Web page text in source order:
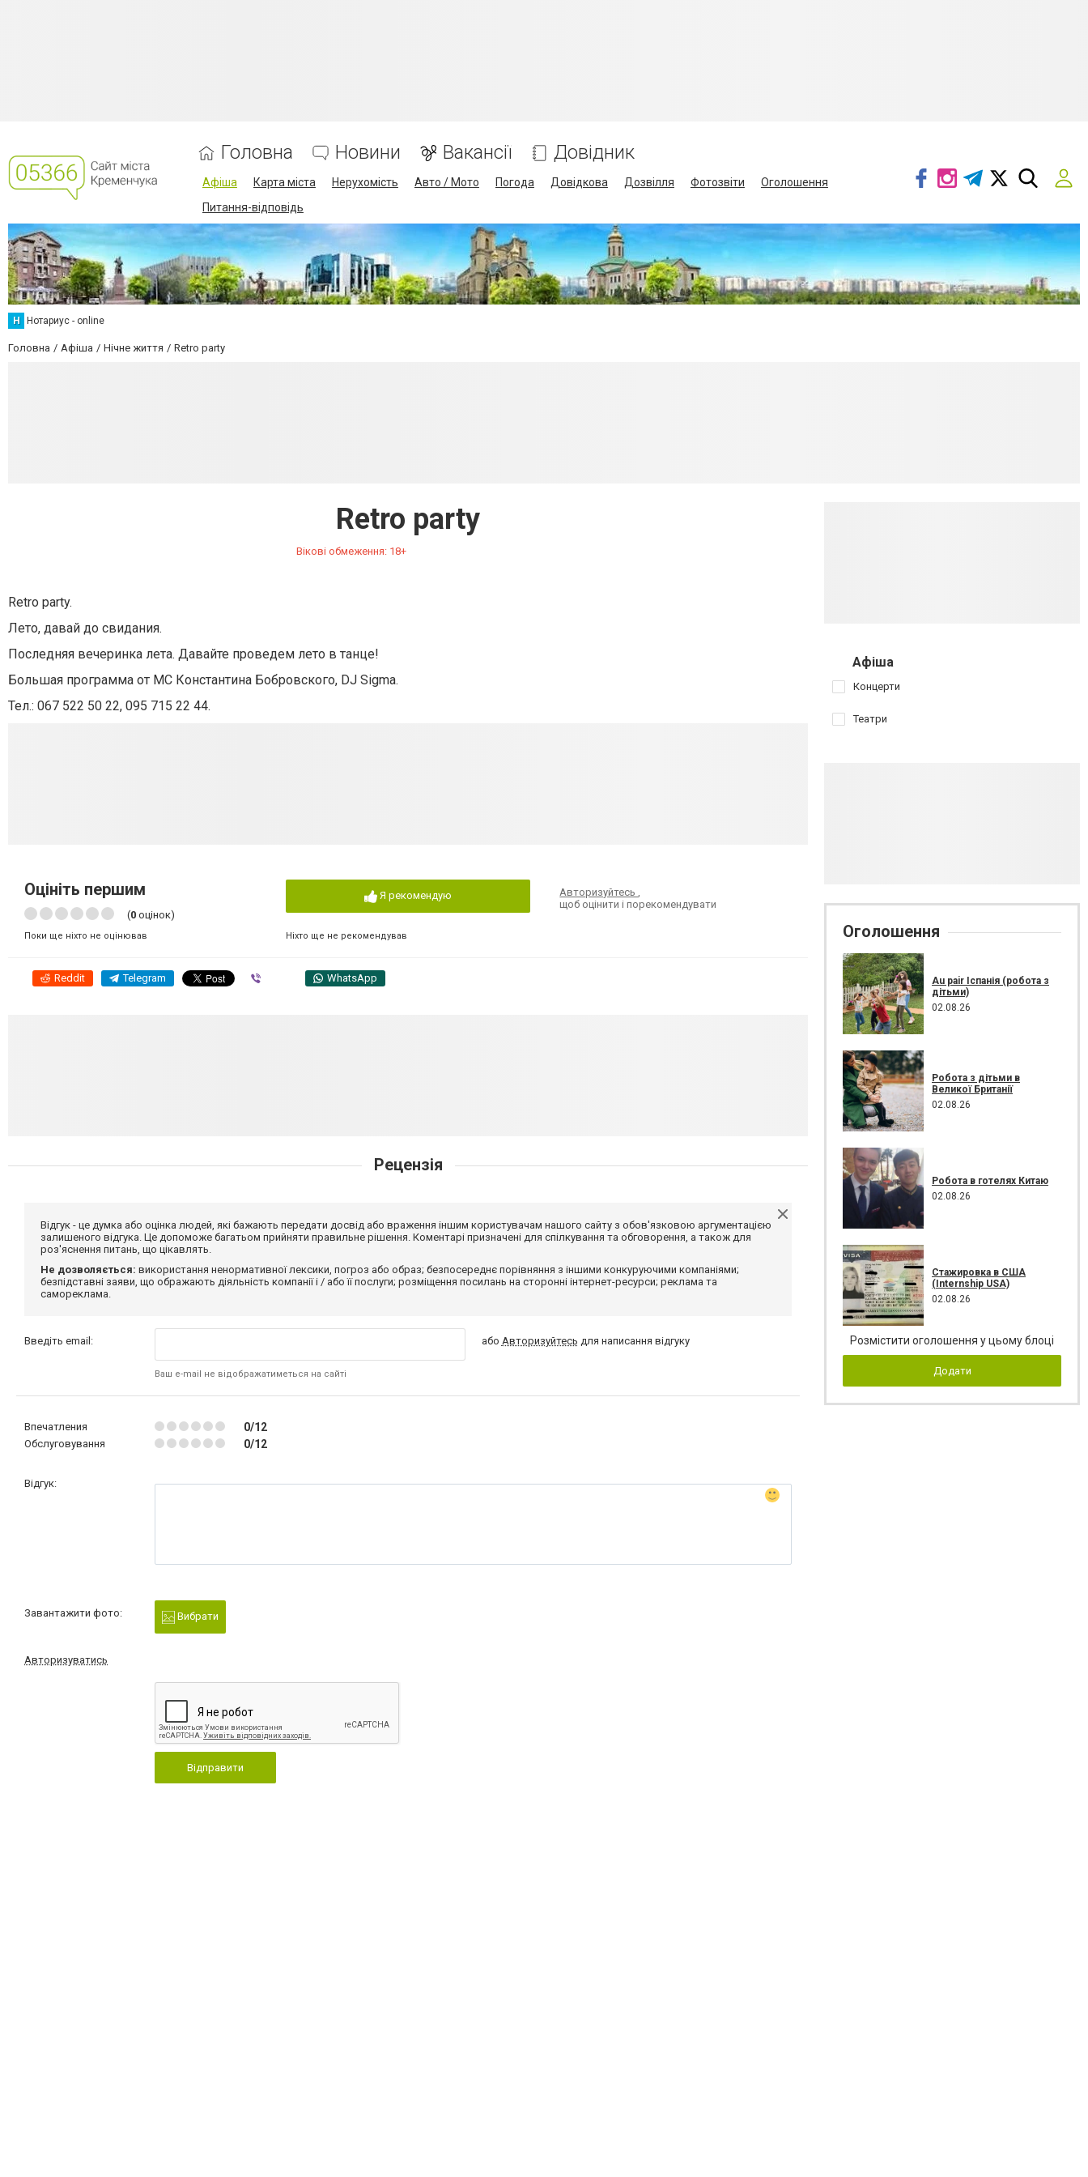
Головна Новини Вакансії Довідник
Афіша Карта міста Нерухомість Авто / Мото Погода Довідкова Дозвілля Фотозвіти
Оголошення
Питання-відповідь
Н Нотариус - online
Головна Афіша Нічне життя Retro party
Retro party
Вікові обмеження: 18+
Retro party.
Лето, давай до свидания.
Последняя вечеринка лета. Давайте проведем лето в танце!
Большая программа от МС Константина Бобровского, DJ Sigma.
Тел.: 067 522 50 22, 095 715 22 44.
Оцініть першим
(0 оцінок)
Поки ще ніхто не оцінював
Я рекомендую
Ніхто ще не рекомендував
Авторизуйтесь,
щоб оцінити і порекомендувати
Reddit Telegram WhatsApp
Рецензія
Відгук - це думка або оцінка людей, які бажають передати досвід або враження іншим користувачам нашого сайту з обов'язковою аргументацією
залишеного відгука. Це допоможе багатьом прийняти правильне рішення. Коментарі призначені для спілкування та обговорення, а також для
роз'яснення питань, що цікавлять.
Не дозволяється: використання ненормативної лексики, погроз або образ; безпосереднє порівняння з іншими конкуруючими компаніями;
безпідставні заяви, що ображають діяльність компанії і / або її послуги; розміщення посилань на сторонні інтернет-ресурси; реклама та
самореклама.
Введіть email:
Ваш e-mail не відображатиметься на сайті
або Авторизуйтесь для написання відгуку
Впечатления 0/12
Обслуговування 0/12
Відгук:
Завантажити фото: Вибрати
Авторизуватись
Відправити
Афіша
Концерти
Театри
Оголошення
Au pair Іспанія (робота з
дітьми)
02.08.26
Робота з дітьми в
Великої Британії
02.08.26
Робота в готелях Китаю
02.08.26
Стажировка в США
(Internship USA)
02.08.26
Розмістити оголошення у цьому блоці
Додати